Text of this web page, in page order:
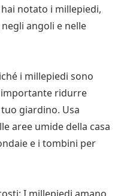
notato i millepiedi,
angoli e nelle
i millepiedi sono
ridurre
giardino. Usa
aree umide della casa
e i tombini per